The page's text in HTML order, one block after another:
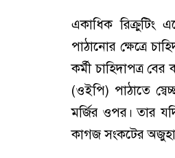
একাধিক রিক্রুটিং
পাঠানোর ক্ষেত্রে
কর্মী চাহিদাপত্র
(ওইপি) পাঠাতে
মর্জির ওপর। তার
কাগজ সংকটের